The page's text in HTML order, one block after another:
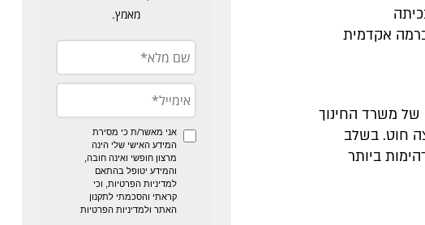
של חומר ברמה אקדמית
משרד החינוך
חוט. בשלב
ביותר